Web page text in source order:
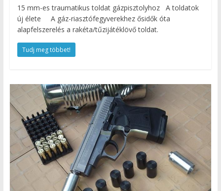
15 mm-es traumatikus toldat gázpisztolyhoz A toldatok
új élete A gáz-riasztófegyverekhez ősidők óta
alapfelszerelés a rakéta/tűzijátéklövő toldat.
Tudj meg többet!